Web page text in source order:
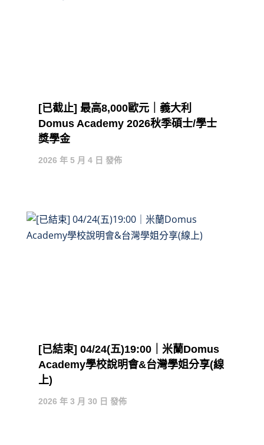
[已截止] 最高8,000歐元｜義大利
Domus Academy 2026秋季碩士/學士
獎學金
2026 年 5 月 4 日 發佈
[已結束] 04/24(五)19:00｜米蘭Domus
Academy學校說明會&台灣學姐分享(線
上)
2026 年 3 月 30 日 發佈